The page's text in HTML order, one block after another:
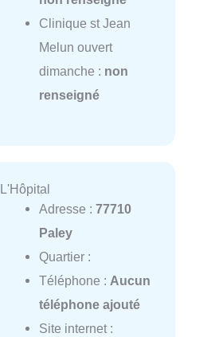
Clinique st Jean
Melun ouvert
dimanche : non
renseigné
L'Hôpital
Adresse : 77710
Paley
Quartier :
Téléphone : Aucun
téléphone ajouté
Site internet :